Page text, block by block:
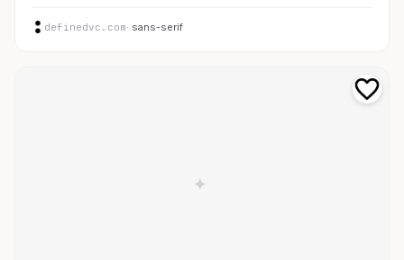
definedvc.com· sans-serif